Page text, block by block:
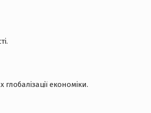
економіки.